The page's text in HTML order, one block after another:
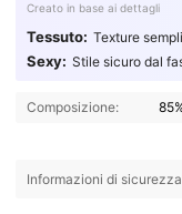
Creato in base ai dettagli
Tessuto: Texture
Sexy: Stile sicuro dal
Composizione:
Informazioni di